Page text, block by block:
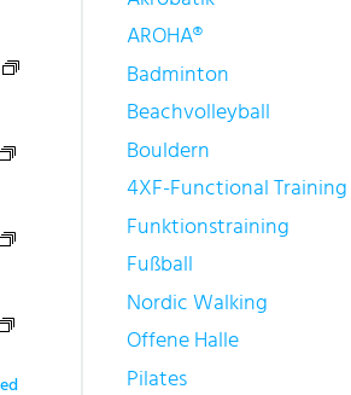
AROHA®
Badminton
Beachvolleyball
Bouldern
4XF-Functional Training
Funktionstraining
Fußball
Nordic Walking
Offene Halle
Pilates